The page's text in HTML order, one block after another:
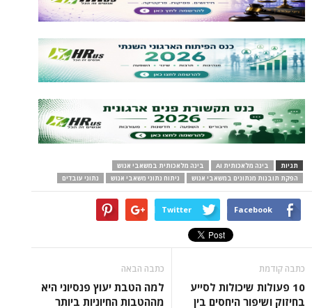
תגיות בינה מלאכותית AI
בינה מלאכותית במשאבי אנוש
הפקת תובנות מנתונים במשאבי אנוש
ניתוח נתוני משאבי אנוש נתוני עובדים
Facebook
Twitter
כתבה קודמת
10 פעולות שיכולות לסייע
בחיזוק ושיפור היחסים בין
כתבה הבאה
למה הטבת יעוץ פנסיוני היא
מההטבות החיוניות ביותר